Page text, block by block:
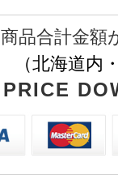
商品合計金額
（北海道内
PRICE